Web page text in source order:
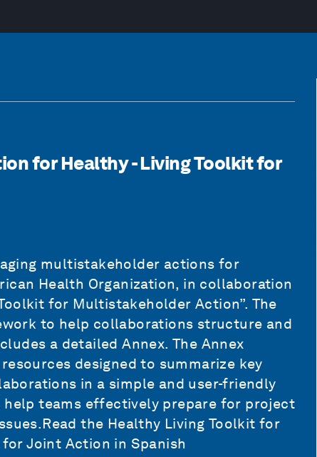
for Healthy - Living Toolkit for
multistakeholder actions for
Health Organization, in collaboration
for Multistakeholder Action”. The
to help collaborations structure and
a detailed Annex. The Annex
designed to summarize key
in a simple and user-friendly
teams effectively prepare for project
the Healthy Living Toolkit for
Joint Action in Spanish